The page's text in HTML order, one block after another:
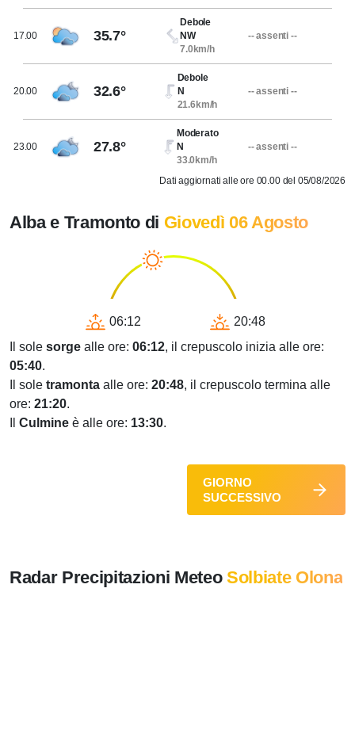
17.00 35.7°
Debole
NW
7.0km/h
-- assenti --
20.00 32.6°
Debole
N
21.6km/h
-- assenti --
23.00 27.8°
Moderato
N
33.0km/h
-- assenti --
Dati aggiornati alle ore 00.00 del 05/08/2026
Alba e Tramonto di Giovedì 06 Agosto
06:12
20:48
Il sole sorge alle ore: 06:12, il crepuscolo inizia alle ore:
05:40.
Il sole tramonta alle ore: 20:48, il crepuscolo termina alle
ore: 21:20.
Culmine è alle ore: 13:30.
GIORNO
SUCCESSIVO
Radar Precipitazioni MeteoSolbiate Olona